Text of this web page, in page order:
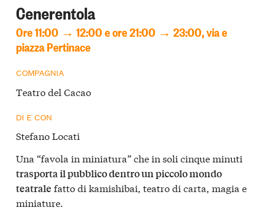
Cenerentola
Ore 11:00 → 12:00 e ore 21:00 → 23:00, via e
piazza Pertinace
COMPAGNIA
Teatro del Cacao
DI E CON
Stefano Locati
Una “favola in miniatura” che in soli cinque minuti
trasporta il pubblico dentro un piccolo mondo
teatrale fatto di kamishibai, teatro di carta, magia e
miniature.